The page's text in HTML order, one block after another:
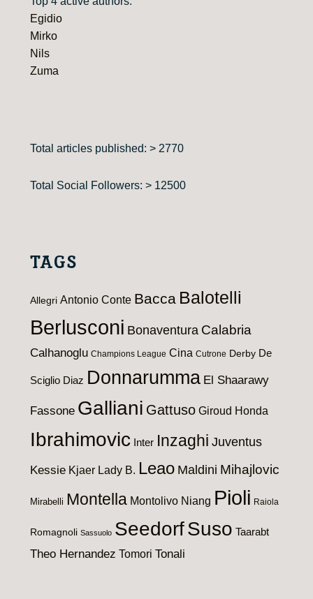
Egidio
Mirko
Nils
Zuma
Total articles published: > 2770
Total Social Followers: > 12500
TAGS
Allegri Antonio Conte Bacca Balotelli
Berlusconi Bonaventura Calabria
Calhanoglu Champions League Cina Cutrone Derby De
Sciglio Diaz Donnarumma El Shaarawy
Fassone Galliani Gattuso Giroud Honda
Ibrahimovic Inter Inzaghi Juventus
Kessie Kjaer Lady B. Leao Maldini Mihajlovic
Mirabelli Montella Montolivo Niang Pioli Raiola
Romagnoli Sassuolo SeedorfSuso Taarabt
Theo Hernandez Tomori Tonali